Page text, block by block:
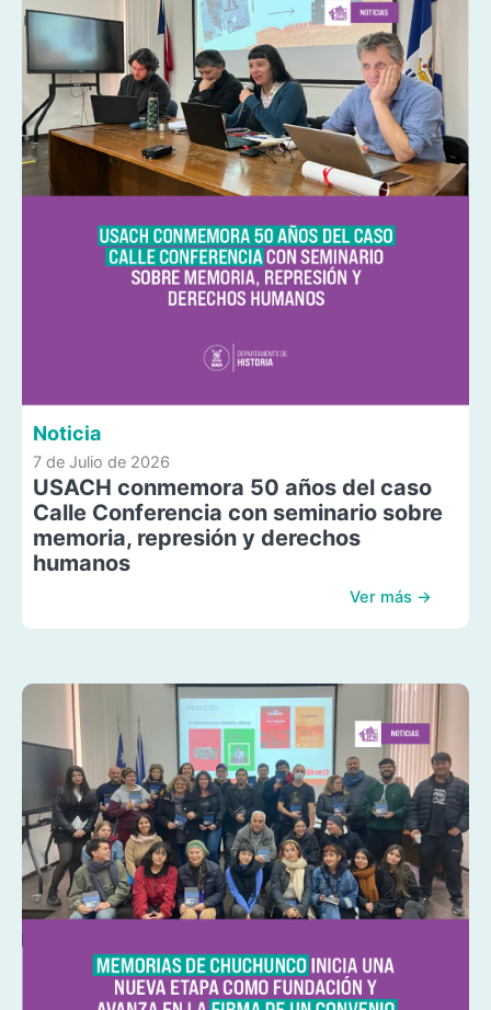
Noticia
7 de Julio de 2026
USACH conmemora 50 años del caso
Calle Conferencia con seminario sobre
memoria, represión y derechos
humanos
Ver más →